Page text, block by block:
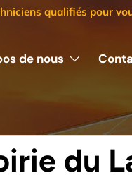
qualifiés pour
de nous
du